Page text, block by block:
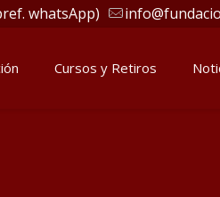
whatsApp)
Cursos y Retiros